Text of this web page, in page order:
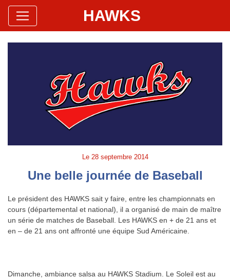
Hawks Baseball Softball
Site Officiel HAWKS
Le 28 septembre 2014
Une belle journée de Baseball
Le président des HAWKS sait y faire, entre les championnats en
cours (départemental et national), il a organisé de main de maître
un série de matches de Baseball. Les HAWKS en + de 21 ans et
en – de 21 ans ont affronté une équipe Sud Américaine.
Dimanche, ambiance salsa au HAWKS Stadium. Le Soleil est au